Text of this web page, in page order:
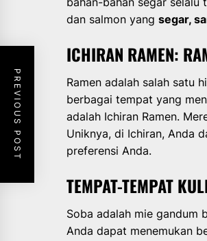
dan salmon yang segar,
ICHIRAN RAMEN:
Ramen adalah salah satu
berbagai tempat yang
adalah Ichiran Ramen.
Uniknya, di Ichiran, Anda
preferensi Anda.
TEMPAT-TEMPAT
Soba adalah mie gandum
Anda dapat menemukan
PREVIOUS POST